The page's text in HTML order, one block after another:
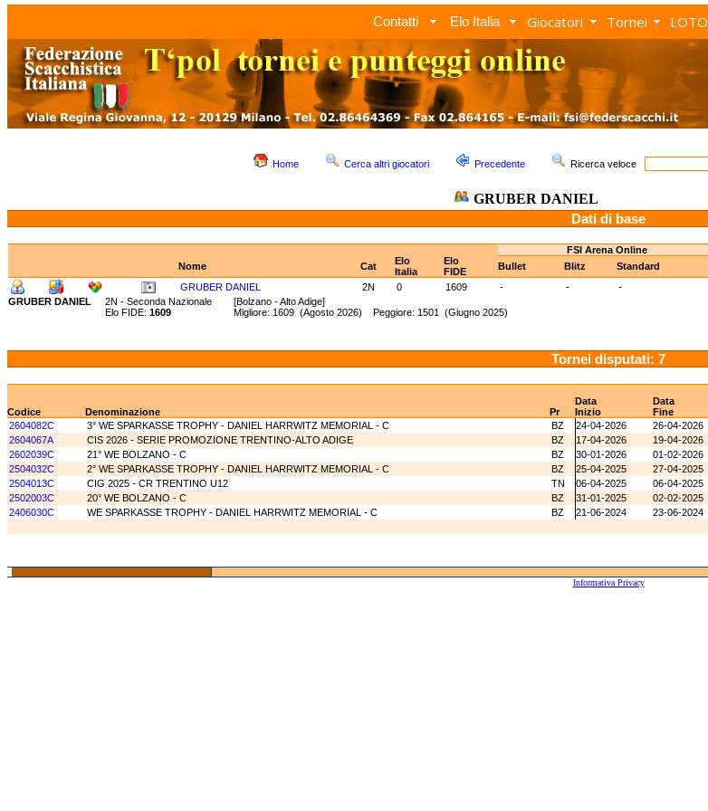
Contatti Elo Italia Giocatori Tornei LOTO
Home Cerca altri giocatori Precedente Ricerca veloce
GRUBER DANIEL
Dati di base
FSI Arena Online
Nome
Cat
Elo
Italia
Elo
FIDE
Bullet Blitz Standard
GRUBER DANIEL
2N 0 1609 - - -
GRUBER DANIEL
2N - Seconda Nazionale [Bolzano - Alto Adige]
Elo FIDE: 1609 Migliore: 1609 (Agosto 2026) Peggiore: 1501 (Giugno 2025)
Tornei disputati: 7
Data Data
Codice
Denominazione Pr Inizio Fine
2604082C
3° WE SPARKASSE TROPHY - DANIEL HARRWITZ MEMORIAL - C BZ 24-04-2026 26-04-2026
2604067A
CIS 2026 - SERIE PROMOZIONE TRENTINO-ALTO ADIGE BZ 17-04-2026 19-04-2026
2602039C
21° WE BOLZANO - C BZ 30-01-2026 01-02-2026
2504032C
2° WE SPARKASSE TROPHY - DANIEL HARRWITZ MEMORIAL - C BZ 25-04-2025 27-04-2025
2504013C
CIG 2025 - CR TRENTINO U12 TN 06-04-2025 06-04-2025
2502003C
20° WE BOLZANO - C BZ 31-01-2025 02-02-2025
2406030C
WE SPARKASSE TROPHY - DANIEL HARRWITZ MEMORIAL - C BZ 21-06-2024 23-06-2024
Informativa Privacy